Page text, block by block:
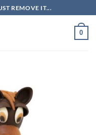
REMOVE IT...
0